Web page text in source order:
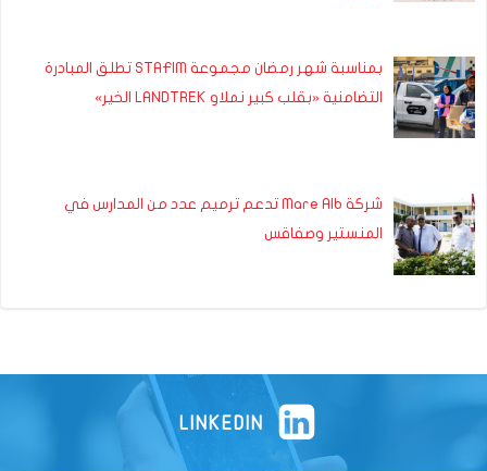
بمناسبة شهر رمضان مجموعة STAFIM تطلق المبادرة
التضامنية «بقلب كبير نملاو LANDTREK الخير»
شركة Mare Alb تدعم ترميم عدد من المدارس في
المنستير وصفاقس
LINKEDIN